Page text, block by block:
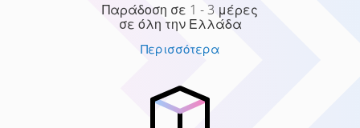
Παράδοση σε 1 - 3 μέρες
σε όλη την Ελλάδα
Περισσότερα